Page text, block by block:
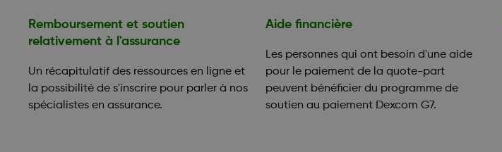
Remboursement et soutien
relativement à l'assurance
Un récapitulatif des ressources en ligne et
la possibilité de s'inscrire pour parler à nos
spécialistes en assurance.
Aide financière
Les personnes qui ont besoin d'une aide
pour le paiement de la quote-part
peuvent bénéficier du programme de
soutien au paiement Dexcom G7.